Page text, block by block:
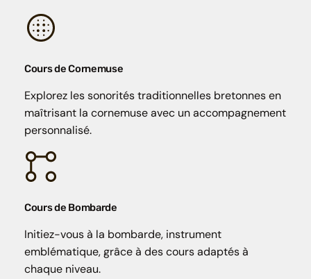
Cours de Cornemuse
Explorez les sonorités traditionnelles bretonnes en
maîtrisant la cornemuse avec un accompagnement
personnalisé.
Cours de Bombarde
Initiez-vous à la bombarde, instrument
emblématique, grâce à des cours adaptés à
chaque niveau.